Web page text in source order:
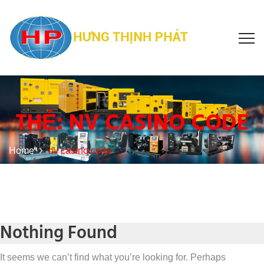
THẺ:NV CASINO CODE
Home nv casino code
Nothing Found
It seems we can’t find what you’re looking for. Perhaps